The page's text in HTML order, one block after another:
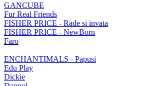
GANCUBE
Fur Real Friends
FISHER PRICE - Rade si invata
FISHER PRICE - NewBorn
Faro
ENCHANTIMALS - Papusi
Edu Play
Dickie